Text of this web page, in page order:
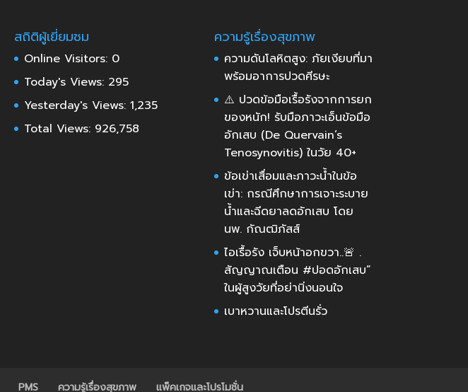
สถิติผู้เยี่ยมชม
Online Visitors: 0
Today's Views: 295
Yesterday's Views: 1,235
Total Views: 926,758
ความรู้เรื่องสุขภาพ
ความดันโลหิตสูง: ภัยเงียบที่มา
พร้อมอาการปวดศีรษะ
⚠️ ปวดข้อมือเรื้อรังจากการยก
ของหนัก! รับมือภาวะเอ็นข้อมือ
อักเสบ (De Quervain’s
Tenosynovitis) ในวัย 40+
ข้อเข่าเสื่อมและภาวะน้ำในข้อ
เข่า: กรณีศึกษาการเจาะระบาย
น้ำและฉีดยาลดอักเสบ โดย
นพ. กัณฒิภัสส์
ไอเรื้อรัง เจ็บหน้าอกขวา..🚨 .
สัญญาณเตือน #ปอดอักเสบ”
ในผู้สูงวัยที่อย่านิ่งนอนใจ
เบาหวานและโปรตีนรั่ว
PMS ความรู้เรื่องสุขภาพ แพ็คเกจและโปรโมชั่น